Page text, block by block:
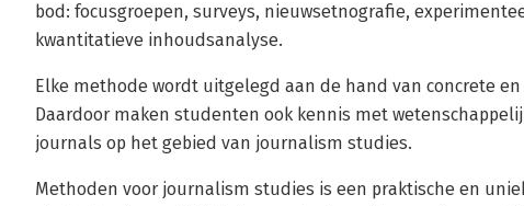
bod: focusgroepen, surveys, nieuwsetnografie,
kwantitatieve inhoudsanalyse.
Elke methode wordt uitgelegd aan de hand van concrete
Daardoor maken studenten ook kennis met
journals op het gebied van journalism studies.
Methoden voor journalism studies is een praktische en